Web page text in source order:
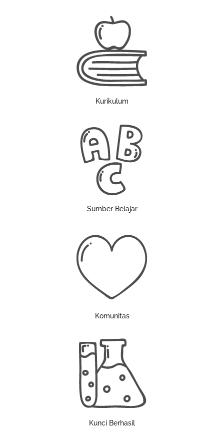
Kurikulum
Sumber Belajar
Komunitas
Kunci Berhasil